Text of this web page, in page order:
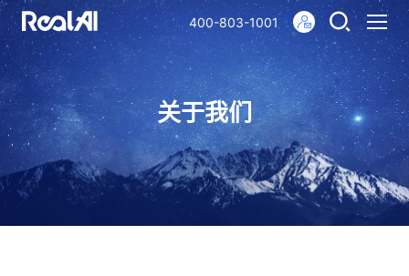
400-803-1001
关于我们